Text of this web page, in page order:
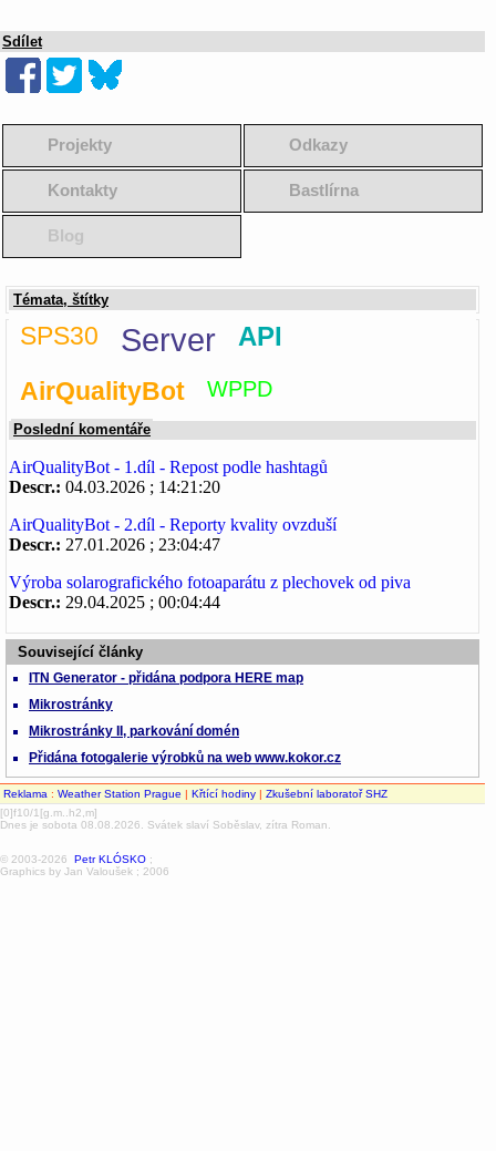
Sdílet
Projekty Odkazy
Kontakty Bastlírna
Blog
Témata, štítky
SPS30 Server API
AirQualityBot WPPD
Poslední komentáře
AirQualityBot - 1.díl - Repost podle hashtagů
Descr.: 04.03.2026 ; 14:21:20
AirQualityBot - 2.díl - Reporty kvality ovzduší
Descr.: 27.01.2026 ; 23:04:47
Výroba solarografického fotoaparátu z plechovek od piva
Descr.: 29.04.2025 ; 00:04:44
Související články
ITN Generator - přidána podpora HERE map
Mikrostránky
Mikrostránky II, parkování domén
Přidána fotogalerie výrobků na web www.kokor.cz
Reklama : Weather Station Prague | Křtící hodiny | Zkušební laboratoř SHZ
[0]f10/1[g.m..h2,m]
Dnes je sobota 08.08.2026. Svátek slaví Soběslav, zítra Roman.
© 2003-2026 Petr KLÓSKO ;
Graphics by Jan Valoušek ; 2006